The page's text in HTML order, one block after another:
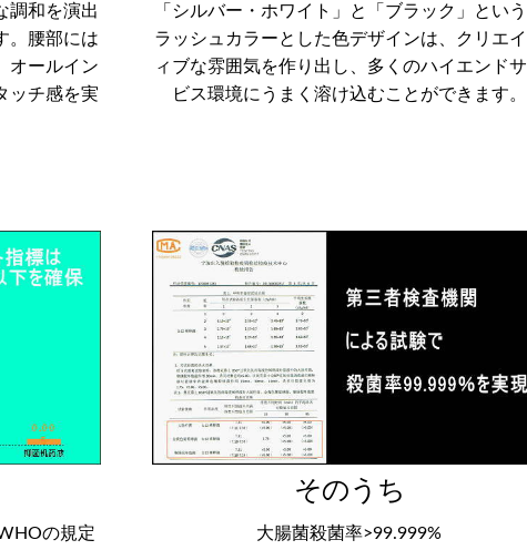
調和を演出
。腰部には
オールイン
ッチ感を実
「シルバー・ホワイト」と「ブラック」とい
ラッシュカラーとした色デザインは、クリエ
ィブな雰囲気を作り出し、多くのハイエンド
ビス環境にうまく溶け込むことができます。
の規定
そのうち
大腸菌殺菌率>99.999%